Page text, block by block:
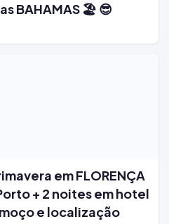
BAHAMAS 🏖️ 😎
em FLORENÇA
+ 2 noites em hotel
e localização